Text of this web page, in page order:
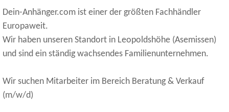
Dein-Anhänger.com ist einer der größten Fachhändler
Europaweit.
Wir haben unseren Standort in Leopoldshöhe (Asemissen)
und sind ein ständig wachsendes Familienunternehmen.
Wir suchen Mitarbeiter im Bereich Beratung & Verkauf
(m/w/d)